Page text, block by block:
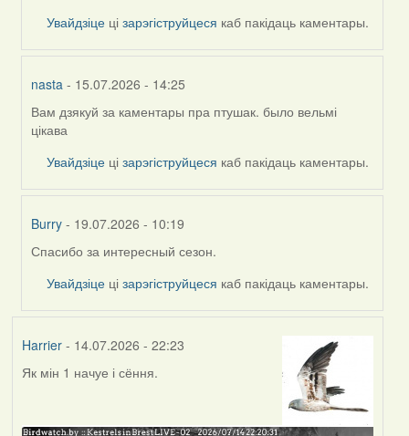
Увайдзіце цізарэгіструйцеся каб пакідаць каментары.
nasta - 15.07.2026 - 14:25
In
reply
Harrier
Вам дзякуй за каментары пра птушак. было вельмі
цікава
Увайдзіце цізарэгіструйцеся каб пакідаць каментары.
Burry - 19.07.2026 - 10:19
In
reply
by
Спасибо за интересный сезон.
Увайдзіце цізарэгіструйцеся каб пакідаць каментары.
Harrier- 14.07.2026 - 22:23
Як мін 1 начуе і сёння.